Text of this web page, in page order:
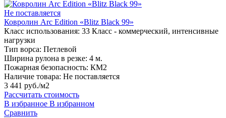
Не поставляется
Ковролин Arc Edition «Blitz Black 99»
Класс использования: 33 Класс - коммерческий, интенсивные
нагрузки
Тип ворса: Петлевой
Ширина рулона в резке: 4 м.
Пожарная безопасность: КМ2
Наличие товара: Не поставляется
3 441 руб./м2
Рассчитать стоимость
В избранное В избранном
Сравнить